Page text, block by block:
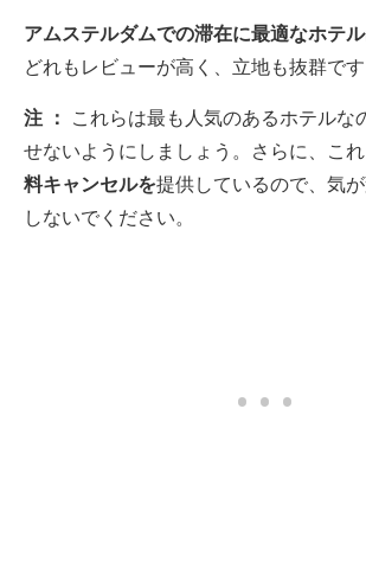
アムステルダムでの滞在に最適なホテ
どれもレビューが高く、立地も抜群です
注 ： これらは最も人気のあるホテルな
せないようにしましょう。さらに、こ
料キャンセルを提供しているので、気
しないでください。